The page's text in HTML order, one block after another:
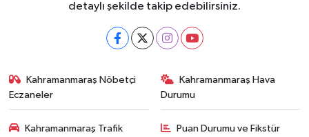
detaylı şekilde takip edebilirsiniz.
Kahramanmaraş Nöbetçi
Eczaneler
Kahramanmaraş Hava
Durumu
Kahramanmaraş Trafik
Puan Durumu ve Fikstür